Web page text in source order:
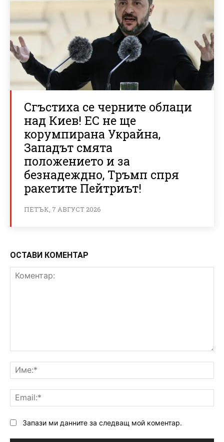
Сгъстиха се черните облаци
над Киев! ЕС не ще
корумпирана Украйна,
Западът смята
положението и за
безнадеждно, Тръмп спря
ракетите Пейтриът!
ПЕТЪК, 7 АВГУСТ 2026
ОСТАВИ КОМЕНТАР
Запази ми данните за следващ мой коментар.